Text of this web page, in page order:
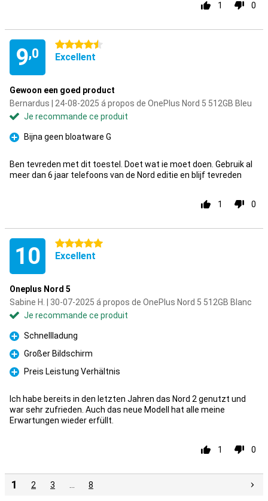
1 0
9,0
4.5 étoiles
Excellent
Gewoon een goed product
Bernardus | 24-08-2025 á propos de OnePlus Nord 5 512GB Bleu
Je recommande ce produit
Pour
Bijna geen bloatware G
Ben tevreden met dit toestel. Doet wat ie moet doen. Gebruik al
meer dan 6 jaar telefoons van de Nord editie en blijf tevreden
1 0
10 5 étoiles
Excellent
Oneplus Nord 5
Sabine H. | 30-07-2025 á propos de OnePlus Nord 5 512GB Blanc
Je recommande ce produit
Pour
Schnellladung
Pour
Großer Bildschirm
Pour
Preis Leistung Verhältnis
Ich habe bereits in den letzten Jahren das Nord 2 genutzt und
war sehr zufrieden. Auch das neue Modell hat alle meine
Erwartungen wieder erfüllt.
1 0
1 2 3 8